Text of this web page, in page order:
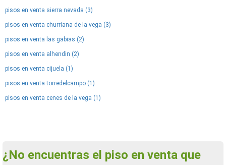
pisos en venta sierra nevada (3)
pisos en venta churriana de la vega (3)
pisos en venta las gabias (2)
pisos en venta alhendin (2)
pisos en venta cijuela (1)
pisos en venta torredelcampo (1)
pisos en venta cenes de la vega (1)
¿No encuentras el piso en venta que